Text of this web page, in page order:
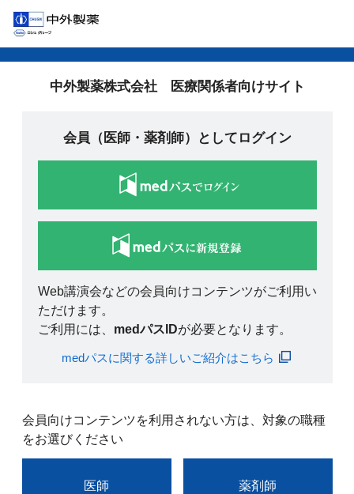
中外製薬株式会社 医療関係者向けサイト
会員（医師・薬剤師）としてログイン
Web講演会などの会員向けコンテンツがご利用い
ただけます。
ご利用には、 medパスIDが必要となります。
medパスに関する詳しいご紹介はこちら
会員向けコンテンツを利用されない方は、対象の職種
をお選びください
医師 薬剤師